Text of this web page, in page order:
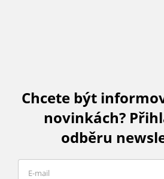
Chcete být
novinkách?
odběru